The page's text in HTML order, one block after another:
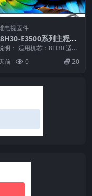
电视固件
E3500系列主程序
盘刷机固件
明： 适用机芯：8H30 适用
E3500 固件大小：803 M
前 0 20